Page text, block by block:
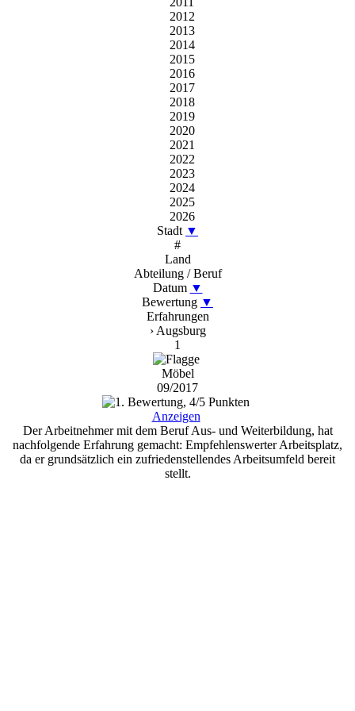
2012
2013
2014
2015
2016
2017
2018
2019
2020
2021
2022
2023
2024
2025
2026
Stadt ▼
#
Land
Abteilung / Beruf
Datum ▼
Bewertung ▼
Erfahrungen
› Augsburg
1
Möbel
09/2017
Anzeigen
Der Arbeitnehmer mit dem Beruf Aus- und Weiterbildung, hat
nachfolgende Erfahrung gemacht: Empfehlenswerter Arbeitsplatz,
da er grundsätzlich ein zufriedenstellendes Arbeitsumfeld bereit
stellt.